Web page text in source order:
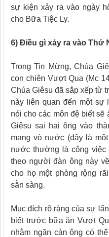
sự kiện xảy ra vào ngày
cho Bữa Tiệc Ly.
6) Điều gì xảy ra vào Thứ
Trong Tin Mừng, Chúa
con chiên Vượt Qua (Mc
Chúa Giêsu đã sắp xếp từ
này liên quan đến một sự
nói cho các môn đệ biết
Giêsu sai hai ông vào
mang vò nước (đây là
nước thường là công việc
theo người đàn ông này
cho họ một phòng rộng
sẵn sàng.
Mục đích rõ ràng của sự
biết trước bữa ăn Vượt
nhằm ngăn cản ông có